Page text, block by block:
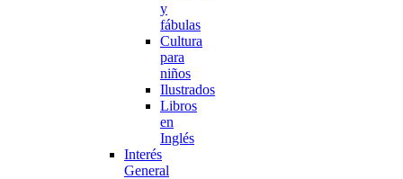
y
fábulas
Cultura
para
niños
Ilustrados
Libros
en
Inglés
Interés
General